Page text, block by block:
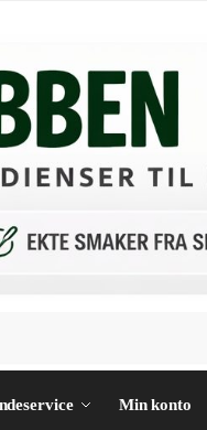
Min konto